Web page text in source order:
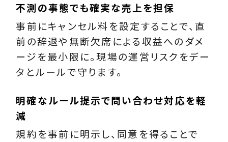
不測の事態でも確実な売上を担保
事前にキャンセル料を設定することで、直
前の辞退や無断欠席による収益へのダメ
ージを最小限に。現場の運営リスクをデー
タとルールで守ります。
明確なルール提示で問い合わせ対応を軽
減
規約を事前に明示し、同意を得ることで